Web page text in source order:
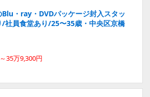
・ray・DVDパッケージ封入スタッ
/社員食堂あり/25〜35歳・中央区京橋
35万9,300円